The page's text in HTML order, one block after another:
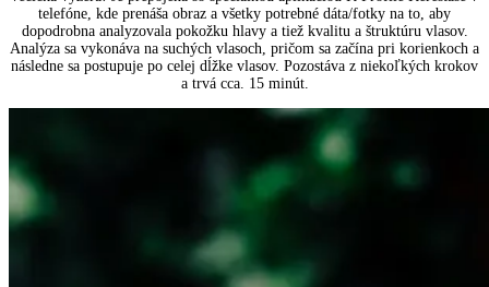
telefóne, kde prenáša obraz a všetky potrebné dáta/fotky na to, aby
dopodrobna analyzovala pokožku hlavy a tiež kvalitu a štruktúru vlasov.
Analýza sa vykonáva na suchých vlasoch, pričom sa začína pri korienkoch a
následne sa postupuje po celej dĺžke vlasov. Pozostáva z niekoľkých krokov
a trvá cca. 15 minút.